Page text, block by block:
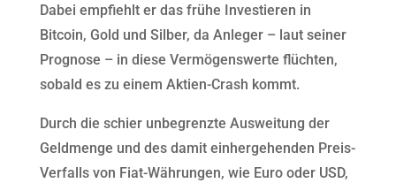
Dabei empfiehlt er das frühe Investieren in
Bitcoin, Gold und Silber, da Anleger – laut seiner
Prognose – in diese Vermögenswerte flüchten,
sobald es zu einem Aktien-Crash kommt.
Durch die schier unbegrenzte Ausweitung der
Geldmenge und des damit einhergehenden Preis-
Verfalls von Fiat-Währungen, wie Euro oder USD,